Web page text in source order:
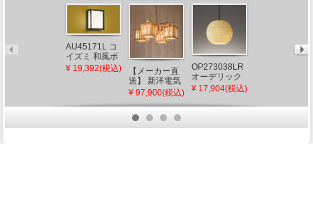
AU45171L コ
イズミ 和風ポ
ーチライト
¥ 19,392(税込)
【メーカー直
送】 新洋電気
冊 和風ペンダ
ントライト 白
熱灯 AP882 和
室 照明 強化和
紙 おしゃれ 日
¥ 97,900(税込)
OP273038LR
オーデリック
和風ペンダン
LED（電球
¥ 17,904(税込)
AH56174 コイ
ズミ 和風シー